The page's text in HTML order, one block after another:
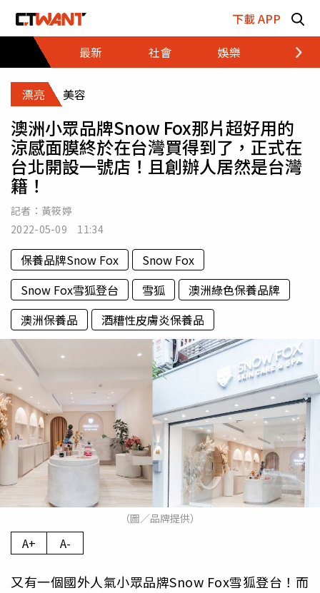
下載 APP
最新
社會 娛樂 財經
漂亮 美容
澳洲小眾品牌Snow Fox那片超好用的
涼感面膜終於在台灣買得到了，正式在
台北開設一號店！且創辦人居然是台灣
籍！
記者： 黃筱婷
2022-05-09 11:34
保養品牌Snow Fox
Snow Fox
Snow Fox雪狐登台
雪狐
澳洲綠色保養品牌
澳洲保養品
酒糟性皮膚炎保養品
（圖／品牌提供）
A+ A-
又有一個國外人氣小眾品牌Snow Fox雪狐登台！而